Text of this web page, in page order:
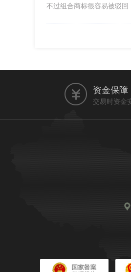
不过组合商标很容易被驳
资金保障
交易时资金